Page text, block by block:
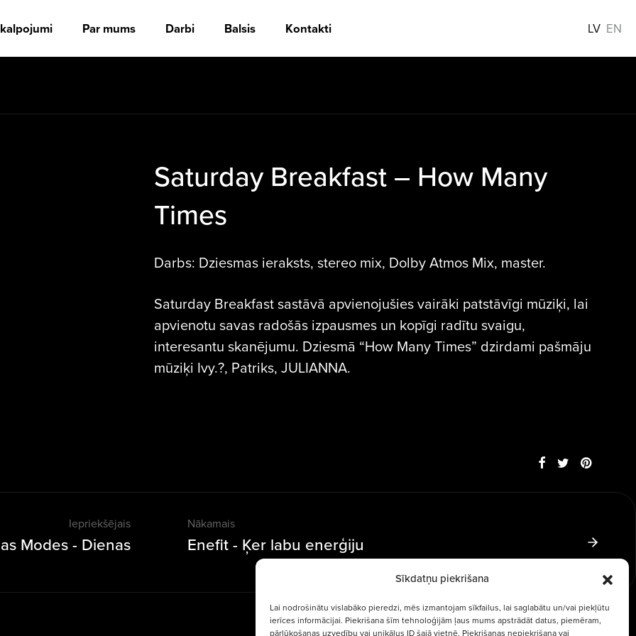
Sīkdatņu piekrišana
Lai nodrošinātu vislabāko pieredzi, mēs izmantojam sīkfailus, lai saglabātu un/vai piekļūtu
ierīces informācijai. Piekrišana šīm tehnoloģijām ļaus mums apstrādāt datus, piemēram,
pārlūkošanas uzvedību vai unikālus ID šajā vietnē. Piekrišanas nepiekrišana vai
Par mums Darbi Balsis Kontakti LV EN
Saturday Breakfast – How Many
Times
Darbs: Dziesmas ieraksts, stereo mix, Dolby Atmos Mix, master.
Saturday Breakfast sastāvā apvienojušies vairāki patstāvīgi mūziķi, lai
apvienotu savas radošās izpausmes un kopīgi radītu svaigu,
interesantu skanējumu. Dziesmā “How Many Times” dzirdami pašmāju
mūziķi Ivy.?, Patriks, JULIANNA.
Iepriekšējais
Modes - Dienas
Nākamais
Enefit - Ķer labu enerģiju